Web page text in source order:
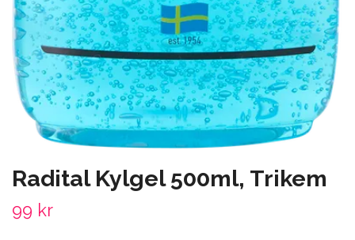
Radital Kylgel 500ml, Trikem
99 kr